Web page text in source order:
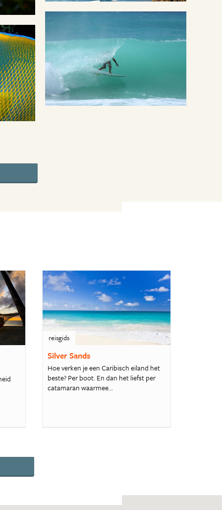
reisgids
Silver Sands
Hoe verken je een Caribisch eiland het
beste? Per boot. En dan het liefst per
catamaran waarmee...